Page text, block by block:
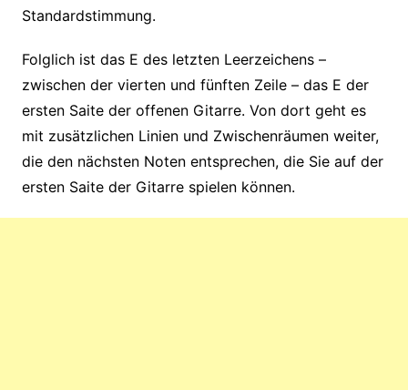
Standardstimmung.
Folglich ist das E des letzten Leerzeichens –
zwischen der vierten und fünften Zeile – das E der
ersten Saite der offenen Gitarre. Von dort geht es
mit zusätzlichen Linien und Zwischenräumen weiter,
die den nächsten Noten entsprechen, die Sie auf der
ersten Saite der Gitarre spielen können.